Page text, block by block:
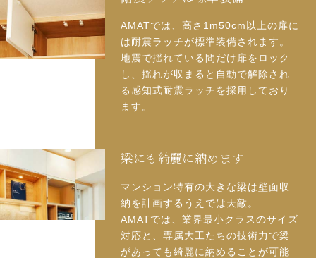
AMATでは、高さ1m50cm以上の扉に
は耐震ラッチが標準装備されます。
地震で揺れている間だけ扉をロック
し、揺れが収まると自動で解除され
る感知式耐震ラッチを採用しており
ます。
梁にも綺麗に納めます
マンション特有の大きな梁は壁面収
納を計画するうえでは天敵。
AMATでは、業界最小クラスのサイズ
対応と、専属大工たちの技術力で梁
があっても綺麗に納めることが可能